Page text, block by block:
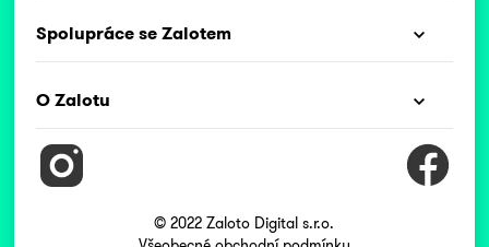
Spolupráce se Zalotem
O Zalotu
© 2022 Zaloto Digital s.r.o.